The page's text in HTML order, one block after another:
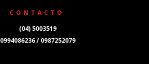
CONTACTO
(04) 5003519
0994086236 / 0987252079